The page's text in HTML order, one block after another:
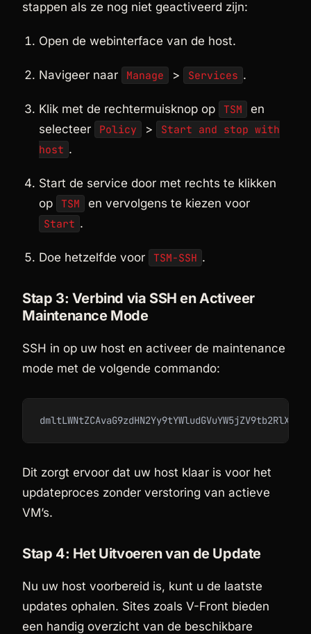
stappen als ze nog niet geactiveerd zijn:
Open de webinterface van de host.
Navigeer naar Manage > Services .
Klik met de rechtermuisknop op TSM
en
selecteer
Policy >
Start and stop with
host .
Start de service door met rechts te klikken
op
TSM en vervolgens te kiezen voor
Start .
Doe hetzelfde voor TSM-SSH .
Stap 3: Verbind via SSH en Activeer
Maintenance Mode
SSH in op uw host en activeer de maintenance
mode met de volgende commando:
Dit zorgt ervoor dat uw host klaar is voor het
updateproces zonder verstoring van actieve
VM’s.
Stap 4: Het Uitvoeren van de Update
Nu uw host voorbereid is, kunt u de laatste
updates ophalen. Sites zoals V-Front bieden
een handig overzicht van de beschikbare